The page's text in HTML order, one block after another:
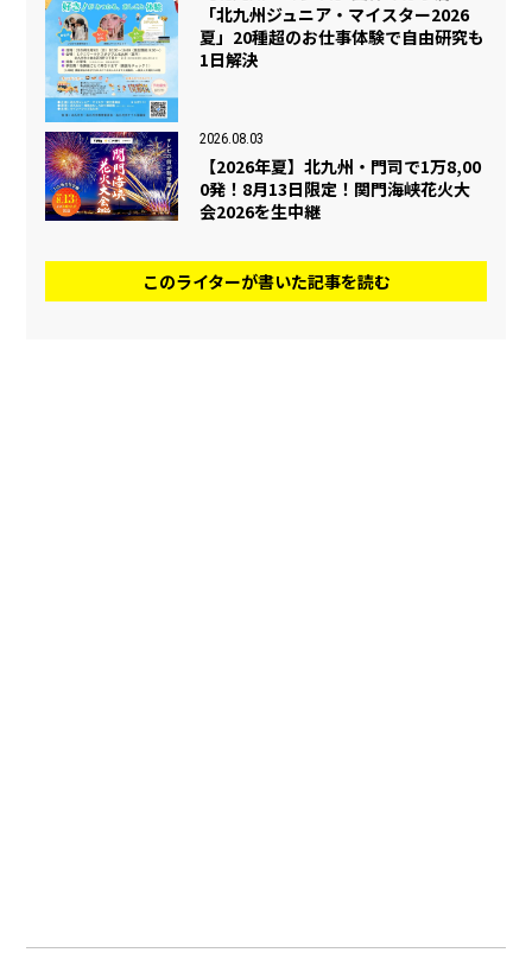
「北九州ジュニア・マイスター2026
夏」20種超のお仕事体験で自由研究も
1日解決
2026.08.03
【2026年夏】北九州・門司で1万8,00
0発！8月13日限定！関門海峡花火大
会2026を生中継
このライターが書いた記事を読む